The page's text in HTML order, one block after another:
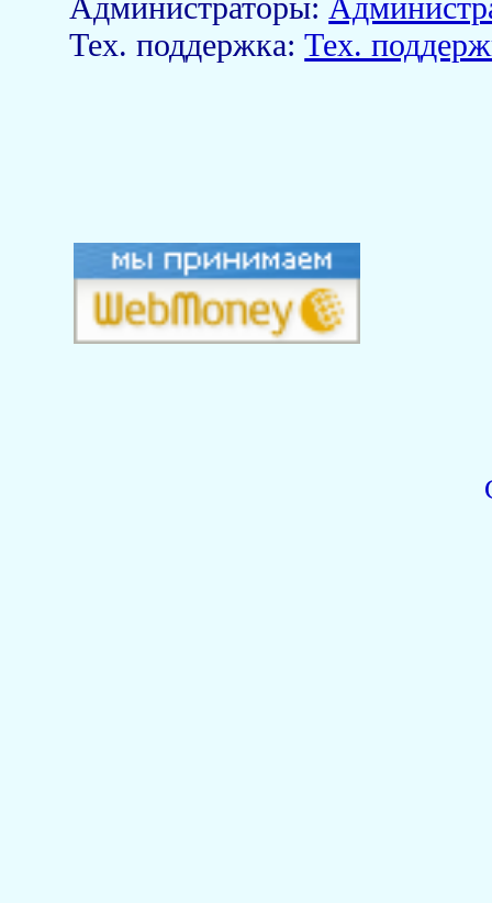
Тех. поддержка:Тех.